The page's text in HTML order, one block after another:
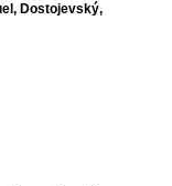
Dostojevský,